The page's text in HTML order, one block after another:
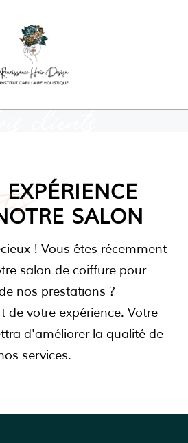
clients
SALON
! Vous êtes récemment
salon de coiffure pour
nos prestations ?
de votre expérience. Votre
d'améliorer la qualité de
services.